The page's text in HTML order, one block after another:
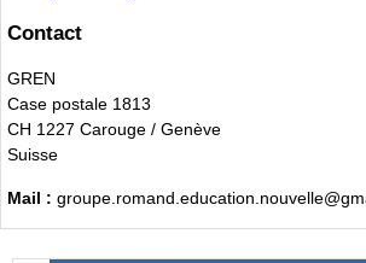
Contact
GREN
Case postale 1813
CH 1227 Carouge / Genève
Suisse
Mail :